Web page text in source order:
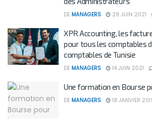
DE MANAGERS 28 JUIN 2021
XPR Accounting, les
pour tous les comptables
comptables de Tunisie
DE MANAGERS 14 JUIN 2021
Une formation en Bourse
DE MANAGERS 18 JANVIER